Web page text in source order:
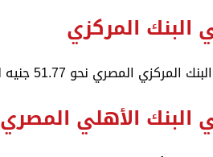
البنك المركزي
نحو 51.77 جنيه للشراء، 51.90 جنيه للبيع.
البنك الأهلي المصري